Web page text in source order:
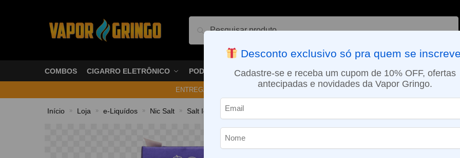
Pesquisar
COMBOS CIGARRO ELETRÔNICO PODS VAPORIZADOR DE ERVAS E-LIQUÍDOS NICOTINA ORAL
ENTREGA NO MESMO DIA EM SÃO PAULO (SEG A SEX): PEDIDOS APROVADOS ATÉ
Início » Loja » e-Liquídos » Nic Salt » Salt Ice Líquido Hypnos Salt – Strawberry Kiwi Ice – Hypnos
Líquido
Strawberry
Desconto exclusivo só pra quem se
Cadastre-se e receba um cupom de 10% OFF, ofertas
antecipadas e novidades da Vapor Gringo.